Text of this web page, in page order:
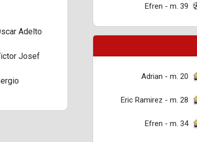
Adelto
Josef
Efren - m. 39
Adrian - m. 20
Eric Ramirez - m. 28
Efren - m. 34